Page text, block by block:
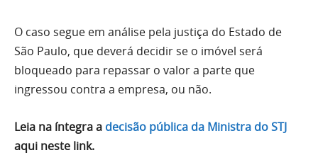
O caso segue em análise pela justiça do Estado de
São Paulo, que deverá decidir se o imóvel será
bloqueado para repassar o valor a parte que
ingressou contra a empresa, ou não.
Leia na íntegra a decisão pública da Ministra do STJ
aqui neste link.